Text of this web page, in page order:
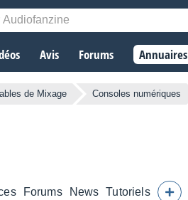
Avis Forums Annuaires
de Mixage Consoles numériques
Forums News Tutoriels